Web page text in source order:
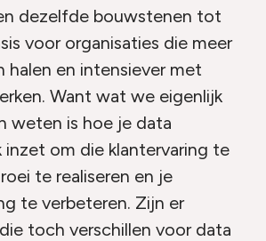
dezelfde bouwstenen tot
voor organisaties die meer
halen en intensiever met
Want wat we eigenlijk
weten is hoe je data
inzet om die klantervaring te
te realiseren en je
te verbeteren. Zijn er
toch verschillen voor data